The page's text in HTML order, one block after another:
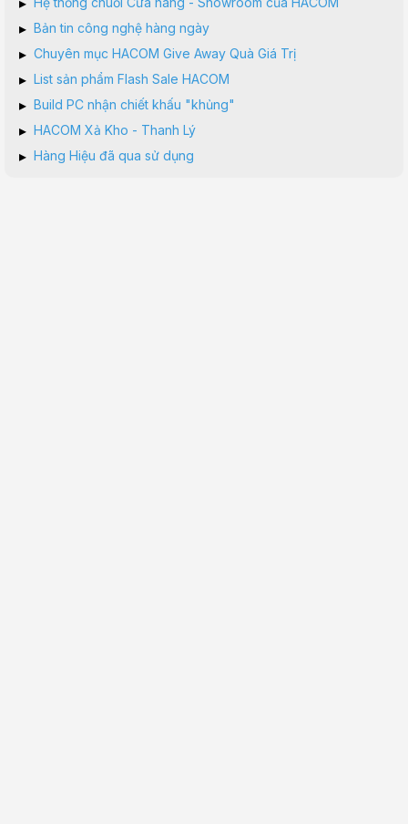
▸ Bản tin công nghệ hàng ngày
▸ Chuyên mục HACOM Give Away Quà Giá Trị
▸ List sản phẩm Flash Sale HACOM
▸ Build PC nhận chiết khấu "khủng"
▸ HACOM Xả Kho - Thanh Lý
▸ Hàng Hiệu đã qua sử dụng